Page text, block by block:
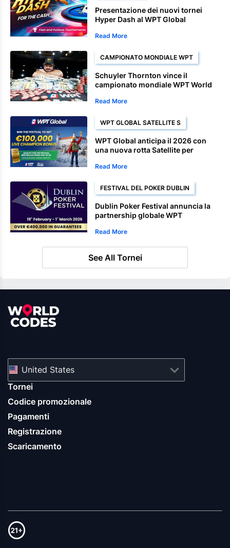
Presentazione dei nuovi tornei
Hyper Dash al WPT Global
Read More
CAMPIONATO MONDIALE WPT
Schuyler Thornton vince il
campionato mondiale WPT World
dominante
Read More
WPT GLOBAL SATELLITE S
WPT Global anticipa il 2026 con
una nuova rotta Satellite per
Read More
FESTIVAL DEL POKER DUBLIN
Dublin Poker Festival annuncia la
partnership globale WPT
Read More
See All Tornei
United States
Tornei
Codice promozionale
Pagamenti
Registrazione
Scaricamento